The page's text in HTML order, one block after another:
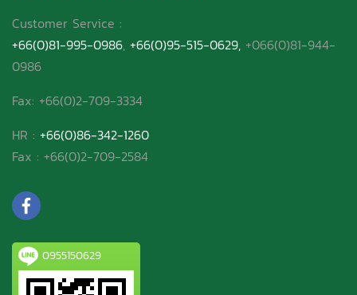
Customer Service :
+66(0)81-995-0986, +66(0)95-515-0629, +066(0)81-944-
0986
Fax: +66(0)2-709-3334
HR : +66(0)86-342-1260
Fax : +66(0)2-709-2584
0955150629